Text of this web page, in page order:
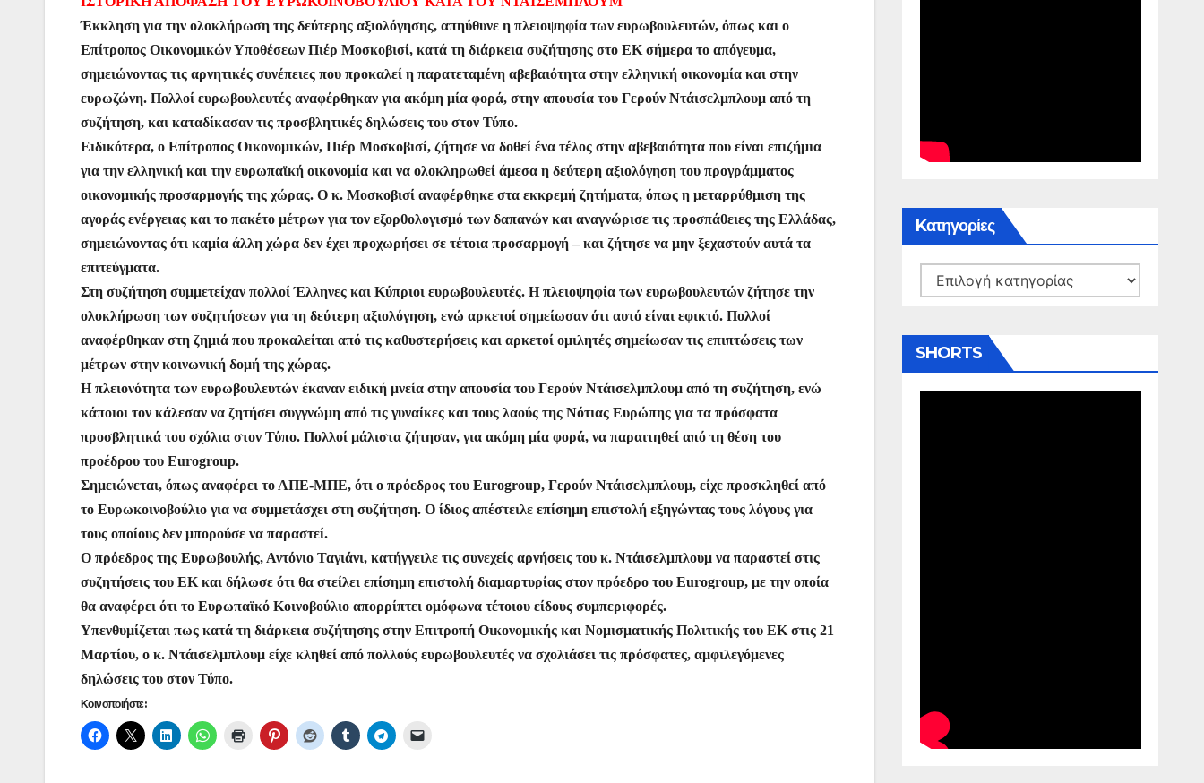
c
e
b
o
o
k
itt
er
at
s
A
p
p
ai
l
er
e
st
s
s
e
n
g
er
e
gr
a
m
er
ρ
α
σ
τε
ίτ
ε
Έκκληση για την ολοκλήρωση της δεύτερης αξιολόγησης, απηύθυνε η πλειοψηφία των ευρωβουλευτών, όπως και ο
Επίτροπος Οικονομικών Υποθέσεων Πιέρ Μοσκοβισί, κατά τη διάρκεια συζήτησης στο ΕΚ σήμερα το απόγευμα,
σημειώνοντας τις αρνητικές συνέπειες που προκαλεί η παρατεταμένη αβεβαιότητα στην ελληνική οικονομία και στην
ευρωζώνη. Πολλοί ευρωβουλευτές αναφέρθηκαν για ακόμη μία φορά, στην απουσία του Γερούν Ντάισελμπλουμ από τη
συζήτηση, και καταδίκασαν τις προσβλητικές δηλώσεις του στον Τύπο.
Ειδικότερα, ο Επίτροπος Οικονομικών, Πιέρ Μοσκοβισί, ζήτησε να δοθεί ένα τέλος στην αβεβαιότητα που είναι επιζήμια
για την ελληνική και την ευρωπαϊκή οικονομία και να ολοκληρωθεί άμεσα η δεύτερη αξιολόγηση του προγράμματος
οικονομικής προσαρμογής της χώρας. Ο κ. Μοσκοβισί αναφέρθηκε στα εκκρεμή ζητήματα, όπως η μεταρρύθμιση της
αγοράς ενέργειας και το πακέτο μέτρων για τον εξορθολογισμό των δαπανών και αναγνώρισε τις προσπάθειες της Ελλάδας,
σημειώνοντας ότι καμία άλλη χώρα δεν έχει προχωρήσει σε τέτοια προσαρμογή – και ζήτησε να μην ξεχαστούν αυτά τα
επιτεύγματα.
Στη συζήτηση συμμετείχαν πολλοί Έλληνες και Κύπριοι ευρωβουλευτές. Η πλειοψηφία των ευρωβουλευτών ζήτησε την
ολοκλήρωση των συζητήσεων για τη δεύτερη αξιολόγηση, ενώ αρκετοί σημείωσαν ότι αυτό είναι εφικτό. Πολλοί
αναφέρθηκαν στη ζημιά που προκαλείται από τις καθυστερήσεις και αρκετοί ομιλητές σημείωσαν τις επιπτώσεις των
μέτρων στην κοινωνική δομή της χώρας.
Η πλειονότητα των ευρωβουλευτών έκαναν ειδική μνεία στην απουσία του Γερούν Ντάισελμπλουμ από τη συζήτηση, ενώ
κάποιοι τον κάλεσαν να ζητήσει συγγνώμη από τις γυναίκες και τους λαούς της Νότιας Ευρώπης για τα πρόσφατα
προσβλητικά του σχόλια στον Τύπο. Πολλοί μάλιστα ζήτησαν, για ακόμη μία φορά, να παραιτηθεί από τη θέση του
προέδρου του Eurogroup.
Σημειώνεται, όπως αναφέρει το ΑΠΕ-ΜΠΕ, ότι ο πρόεδρος του Eurogroup, Γερούν Ντάισελμπλουμ, είχε προσκληθεί από
το Ευρωκοινοβούλιο για να συμμετάσχει στη συζήτηση. Ο ίδιος απέστειλε επίσημη επιστολή εξηγώντας τους λόγους για
τους οποίους δεν μπορούσε να παραστεί.
Ο πρόεδρος της Ευρωβουλής, Αντόνιο Ταγιάνι, κατήγγειλε τις συνεχείς αρνήσεις του κ. Ντάισελμπλουμ να παραστεί στις
συζητήσεις του ΕΚ και δήλωσε ότι θα στείλει επίσημη επιστολή διαμαρτυρίας στον πρόεδρο του Eurogroup, με την οποία
θα αναφέρει ότι το Ευρωπαϊκό Κοινοβούλιο απορρίπτει ομόφωνα τέτοιου είδους συμπεριφορές.
Υπενθυμίζεται πως κατά τη διάρκεια συζήτησης στην Επιτροπή Οικονομικής και Νομισματικής Πολιτικής του ΕΚ στις 21
Μαρτίου, ο κ. Ντάισελμπλουμ είχε κληθεί από πολλούς ευρωβουλευτές να σχολιάσει τις πρόσφατες, αμφιλεγόμενες
δηλώσεις του στον Τύπο.
Κοινοποιήστε:
Kατηγορίες
Kατηγορίες
SHORTS